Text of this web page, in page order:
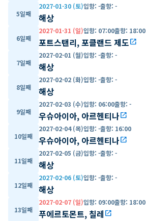
5일째
2027-01-30 (토)입항: -출항: -
해상
6일째
2027-01-31 (일)입항: 07:00출항: 18:00
포트스탠리, 포클랜드 제도open_in_new
7일째
2027-02-01 (월)입항: -출항: -
해상
8일째
2027-02-02 (화)입항: -출항: -
해상
9일째
2027-02-03 (수)입항: 06:00출항: -
우슈아이아, 아르헨티나open_in_new
10일째
2027-02-04 (목)입항: -출항: 16:00
우슈아이아, 아르헨티나open_in_new
11일째
2027-02-05 (금)입항: -출항: -
해상
12일째
2027-02-06 (토)입항: -출항: -
해상
13일째
2027-02-07 (일)입항: 09:00출항: 18:00
푸에르토몬트, 칠레 open_in_new